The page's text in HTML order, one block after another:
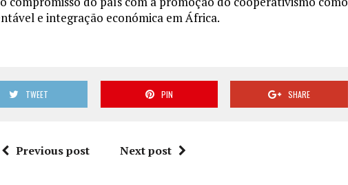
e integração económica em África.
TWEET PIN SHARE
Previous post Next post